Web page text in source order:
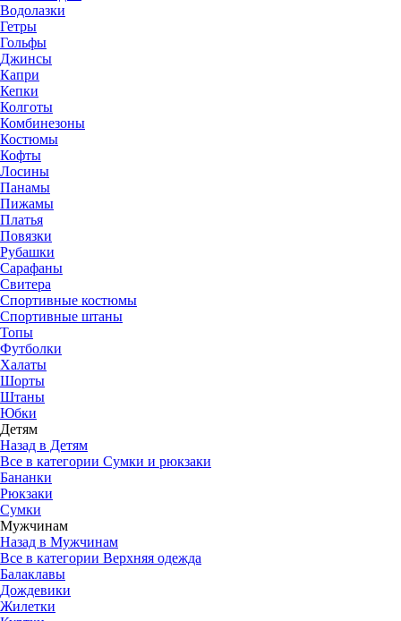
Водолазки
Гетры
Гольфы
Джинсы
Капри
Кепки
Колготы
Комбинезоны
Костюмы
Кофты
Лосины
Панамы
Пижамы
Платья
Повязки
Рубашки
Сарафаны
Свитера
Спортивные костюмы
Спортивные штаны
Топы
Футболки
Халаты
Шорты
Штаны
Юбки
Детям
Назад в Детям
Все в категории Сумки и рюкзаки
Бананки
Рюкзаки
Сумки
Мужчинам
Назад в Мужчинам
Все в категории Верхняя одежда
Балаклавы
Дождевики
Жилетки